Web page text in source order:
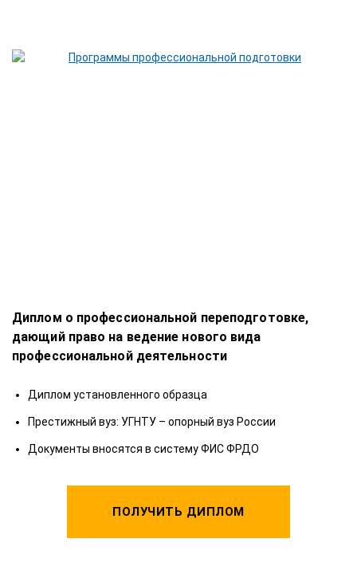
Диплом о профессиональной переподготовке,
дающий право на ведение нового вида
профессиональной деятельности
Диплом установленного образца
Престижный вуз: УГНТУ – опорный вуз России
Документы вносятся в систему ФИС ФРДО
ПОЛУЧИТЬ ДИПЛОМ